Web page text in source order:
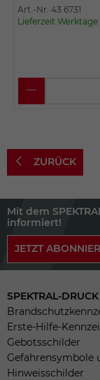
Art.-Nr. 43.6731
Lieferzeit Werktage
ZURÜCK
Mit dem
informiert!
JETZT
SPEKTRAL-DRUCK
Erste-Hilfe-
Gebotsschilder
Gefahrensymbole
Hinweisschilder